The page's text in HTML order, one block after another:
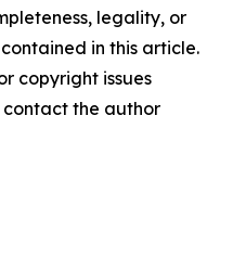
legality, or
in this article.
copyright issues
the author